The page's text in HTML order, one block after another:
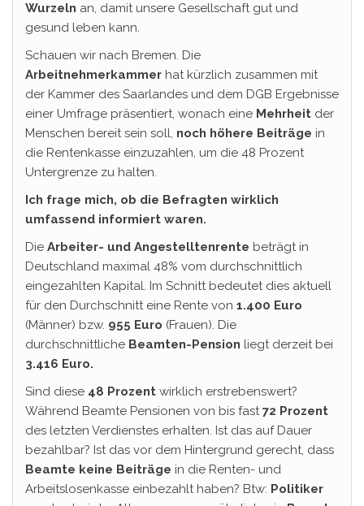
Wurzeln an, damit unsere Gesellschaft gut und
gesund leben kann.
Schauen wir nach Bremen. Die
Arbeitnehmerkammer hat kürzlich zusammen mit
der Kammer des Saarlandes und dem DGB Ergebnisse
einer Umfrage präsentiert, wonach eine Mehrheit der
Menschen bereit sein soll, noch höhere Beiträge in
die Rentenkasse einzuzahlen, um die 48 Prozent
Untergrenze zu halten.
Ich frage mich, ob die Befragten wirklich
umfassend informiert waren.
Die Arbeiter- und Angestelltenrente beträgt in
Deutschland maximal 48% vom durchschnittlich
eingezahlten Kapital. Im Schnitt bedeutet dies aktuell
für den Durchschnitt eine Rente von 1.400 Euro
(Männer) bzw. 955 Euro (Frauen). Die
durchschnittliche Beamten-Pension liegt derzeit bei
3.416 Euro.
Sind diese 48 Prozent wirklich erstrebenswert?
Während Beamte Pensionen von bis fast72 Prozent
des letzten Verdienstes erhalten. Ist das auf Dauer
bezahlbar? Ist das vor dem Hintergrund gerecht, dass
Beamte keine Beiträge in die Renten- und
Arbeitslosenkasse einbezahlt haben? Btw: Politiker